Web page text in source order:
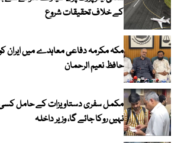
کے خلاف تحقیقات شروع
مکہ مکرمہ دفاعی معاہدے میں ایران
حافظ نعیم الرحمان
مکمل سفری دستاویزات کے حامل کسی
نہیں روکا جائے گا، وزیر داخلہ